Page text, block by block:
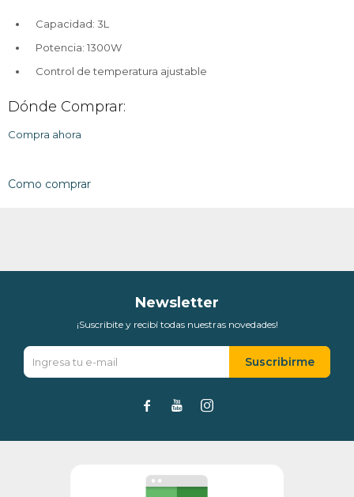
Capacidad: 3L
Potencia: 1300W
Control de temperatura ajustable
Dónde Comprar:
Compra ahora
Como comprar
Newsletter
¡Suscribite y recibí todas nuestras novedades!
Suscribirme
  